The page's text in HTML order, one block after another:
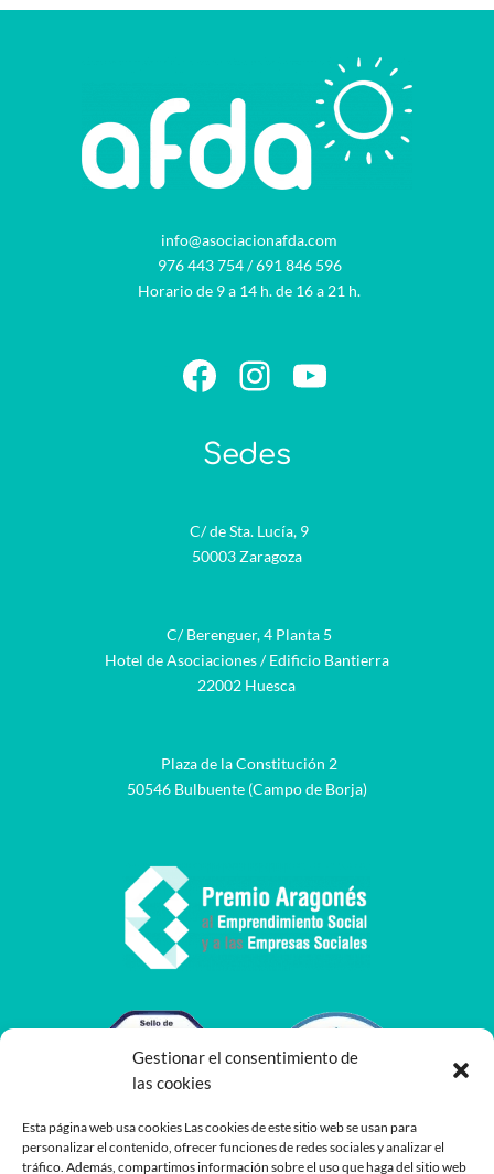
Gestionar el consentimiento de
las cookies
Esta página web usa cookies Las cookies de este sitio web se usan para
personalizar el contenido, ofrecer funciones de redes sociales y analizar el
tráfico. Además, compartimos información sobre el uso que haga del sitio web
info@asociacionafda.com
976 443 754/691 846 596
Horario de 9 a 14 h. de 16 a 21 h.
Facebook
Instagram
YouTube
Sedes
C/ de Sta. Lucía, 9
50003 Zaragoza
C/ Berenguer, 4 Planta 5
Hotel de Asociaciones / Edificio Bantierra
22002 Huesca
Plaza de la Constitución 2
50546 Bulbuente (Campo de Borja)